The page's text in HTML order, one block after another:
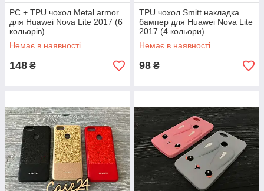
PC + TPU чохол Metal armor
для Huawei Nova Lite 2017 (6
кольорів)
Немає в наявності
148 ₴
TPU чохол Smitt накладка
бампер для Huawei Nova Lite
2017 (4 кольори)
Немає в наявності
98 ₴